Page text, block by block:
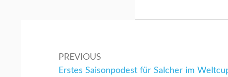
PREVIOUS
Previous:
Erstes Saisonpodest für Salcher im